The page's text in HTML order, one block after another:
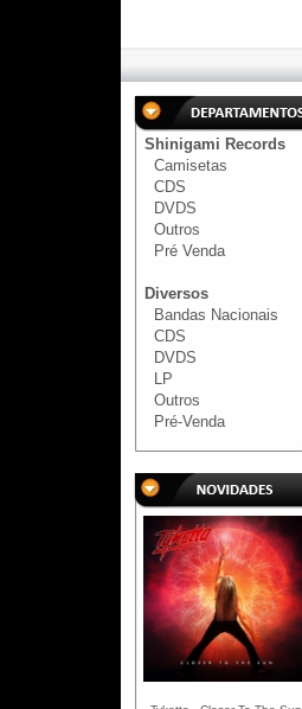
Shinigami Records
Camisetas
CDS
DVDS
Outros
Pré Venda
Diversos
Bandas Nacionais
CDS
DVDS
LP
Outros
Pré-Venda